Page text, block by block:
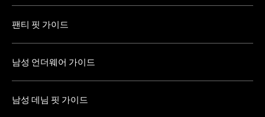
팬티 핏 가이드
남성 언더웨어 가이드
남성 데님 핏 가이드